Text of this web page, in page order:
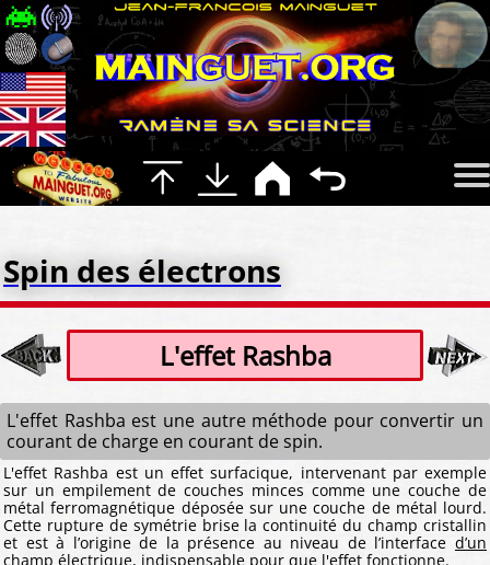
Spin des électrons
L'effet Rashba
L'effet Rashba est une autre méthode pour convertir un
courant de charge en courant de spin.
L'effet Rashba est un effet surfacique, intervenant par exemple
sur un empilement de couches minces comme une couche de
métal ferromagnétique déposée sur une couche de métal lourd.
Cette rupture de symétrie brise la continuité du champ cristallin
et est à l’origine de la présence au niveau de l’interface d’un
champ électrique, indispensable pour que l'effet fonctionne.